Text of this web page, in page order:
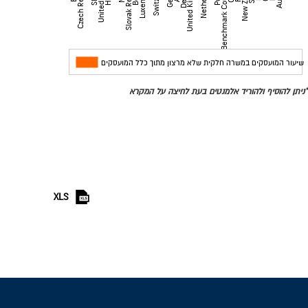
מדינות
שיעור המועסקים במשרה חלקית שלא מרצון מתוך כלל המועסקים
*ניתן להוסיף ולהוריד אלמנטים בעת לחיצה על המקרא
XLS